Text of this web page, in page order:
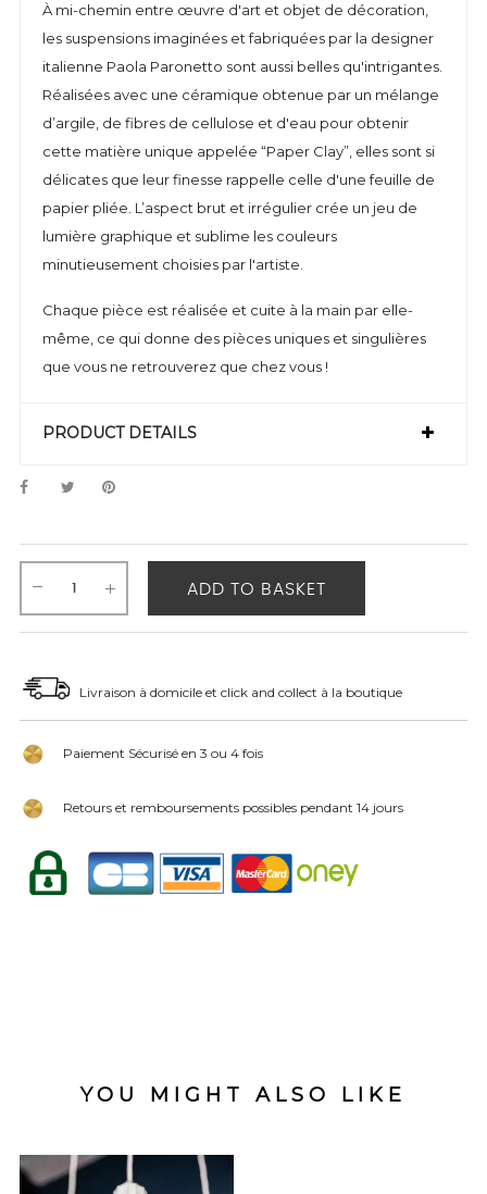
À mi-chemin entre œuvre d'art et objet de décoration,
les suspensions imaginées et fabriquées par la designer
italienne Paola Paronetto sont aussi belles qu'intrigantes.
Réalisées avec une céramique obtenue par un mélange
d’argile, de fibres de cellulose et d'eau pour obtenir
cette matière unique appelée “Paper Clay”, elles sont si
délicates que leur finesse rappelle celle d'une feuille de
papier pliée. L’aspect brut et irrégulier crée un jeu de
lumière graphique et sublime les couleurs
minutieusement choisies par l'artiste.
Chaque pièce est réalisée et cuite à la main par elle-
même, ce qui donne des pièces uniques et singulières
que vous ne retrouverez que chez vous !
PRODUCT DETAILS
ADD TO BASKET
Livraison à domicile et click and collect à la boutique
Paiement Sécurisé en 3 ou 4 fois
Retours et remboursements possibles pendant 14 jours
YOU MIGHT ALSO LIKE